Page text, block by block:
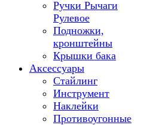
Ручки Рычаги
Рулевое
Подножки,
кронштейны
Крышки бака
Аксессуары
Стайлинг
Инструмент
Наклейки
Противоугонные